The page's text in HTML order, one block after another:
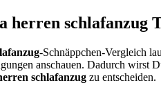
herren schlafanzug
-Schnäppchen-Vergleich
anschauen. Dadurch wirst
schlafanzug zu entscheiden.